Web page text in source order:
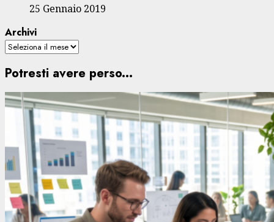
25 Gennaio 2019
Archivi
Potresti avere perso...